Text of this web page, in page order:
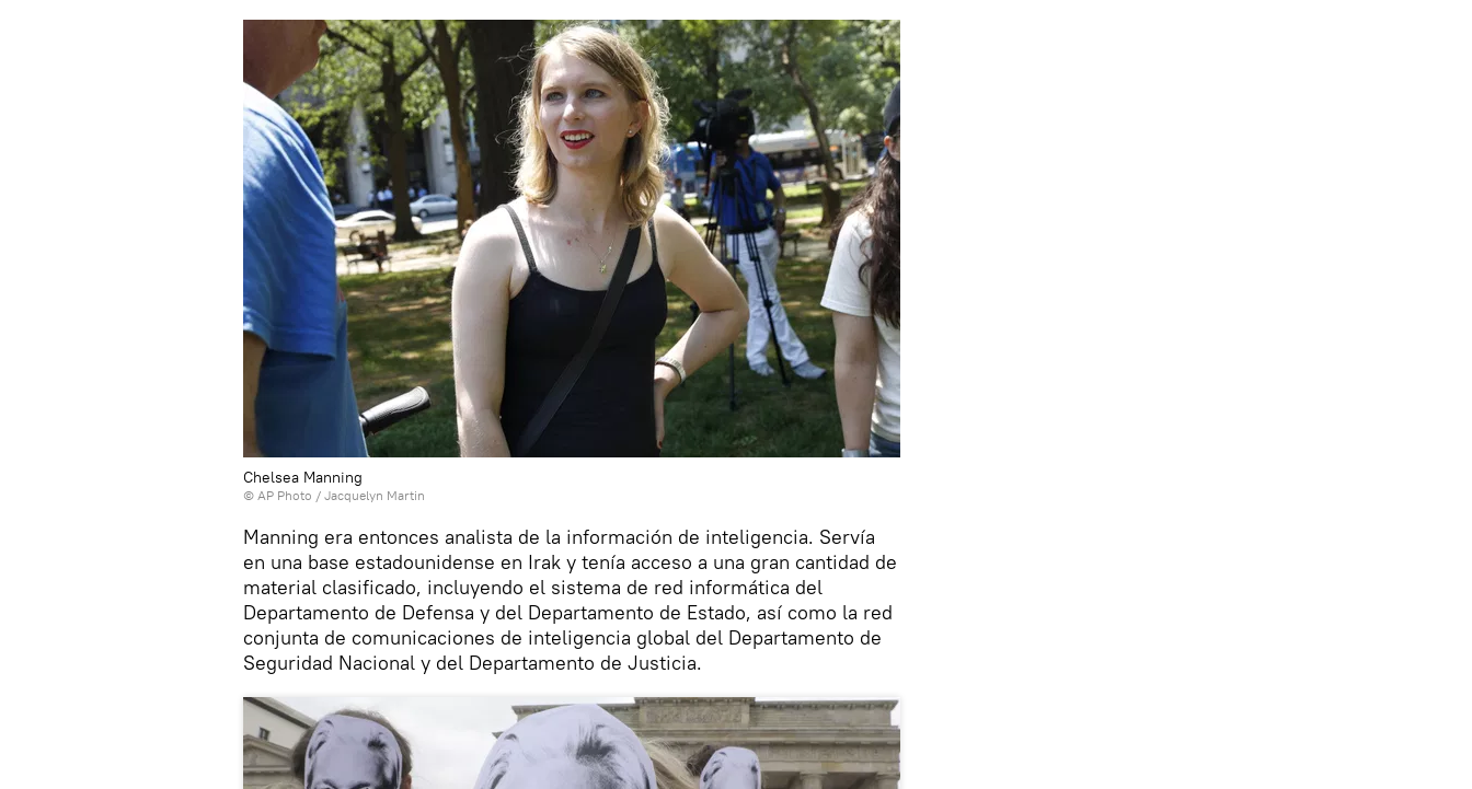
Chelsea Manning
© AP Photo / Jacquelyn Martin
Manning era entonces analista de la información de inteligencia. Servía
en una base estadounidense en Irak y tenía acceso a una gran cantidad de
material clasificado, incluyendo el sistema de red informática del
Departamento de Defensa y del Departamento de Estado, así como la red
conjunta de comunicaciones de inteligencia global del Departamento de
Seguridad Nacional y del Departamento de Justicia.